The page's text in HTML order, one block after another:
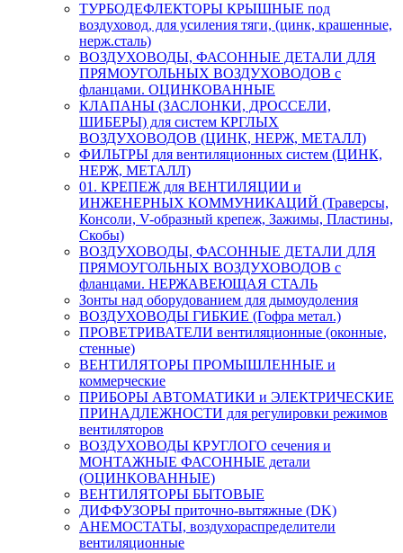
ТУРБОДЕФЛЕКТОРЫ КРЫШНЫЕ под
воздуховод, для усиления тяги, (цинк, крашенные,
нерж.сталь)
ВОЗДУХОВОДЫ, ФАСОННЫЕ ДЕТАЛИ ДЛЯ
ПРЯМОУГОЛЬНЫХ ВОЗДУХОВОДОВ с
фланцами. ОЦИНКОВАННЫЕ
КЛАПАНЫ (ЗАСЛОНКИ, ДРОССЕЛИ,
ШИБЕРЫ) для систем КРГЛЫХ
ВОЗДУХОВОДОВ (ЦИНК, НЕРЖ, МЕТАЛЛ)
ФИЛЬТРЫ для вентиляционных систем (ЦИНК,
НЕРЖ, МЕТАЛЛ)
01. КРЕПЕЖ для ВЕНТИЛЯЦИИ и
ИНЖЕНЕРНЫХ КОММУНИКАЦИЙ (Траверсы,
Консоли, V-образный крепеж, Зажимы, Пластины,
Скобы)
ВОЗДУХОВОДЫ, ФАСОННЫЕ ДЕТАЛИ ДЛЯ
ПРЯМОУГОЛЬНЫХ ВОЗДУХОВОДОВ с
фланцами. НЕРЖАВЕЮЩАЯ СТАЛЬ
Зонты над оборудованием для дымоудоления
ВОЗДУХОВОДЫ ГИБКИЕ (Гофра метал.)
ПРОВЕТРИВАТЕЛИ вентиляционные (оконные,
стенные)
ВЕНТИЛЯТОРЫ ПРОМЫШЛЕННЫЕ и
коммерческие
ПРИБОРЫ АВТОМАТИКИ и ЭЛЕКТРИЧЕСКИЕ
ПРИНАДЛЕЖНОСТИ для регулировки режимов
вентиляторов
ВОЗДУХОВОДЫ КРУГЛОГО сечения и
МОНТАЖНЫЕ ФАСОННЫЕ детали
(ОЦИНКОВАННЫЕ)
ВЕНТИЛЯТОРЫ БЫТОВЫЕ
ДИФФУЗОРЫ приточно-вытяжные (DK)
АНЕМОСТАТЫ, воздухораспределители
вентиляционные